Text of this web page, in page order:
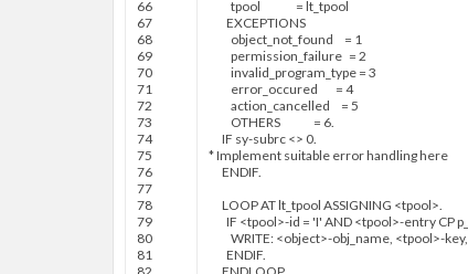
66
67
68
69
70
71
72
73
74
75
76
77
78
79
80
81
tpool
= lt tpool
EXCEPTIONS
object not found = 1
permission failure = 2
invalid program type = 3
error occured = 4
action cancelled = 5
OTHERS
= 6.
IF sy-subrc <> 0.
* Implement suitable error handling here
ENDIF.
LOOP ATlt tpool ASSIGNING <tpool>.
IF <tpool>-id = 'I' AND <tpool>-entry CPp
WRITE: <object>-obj name, <tpool>-key,
ENDIF.